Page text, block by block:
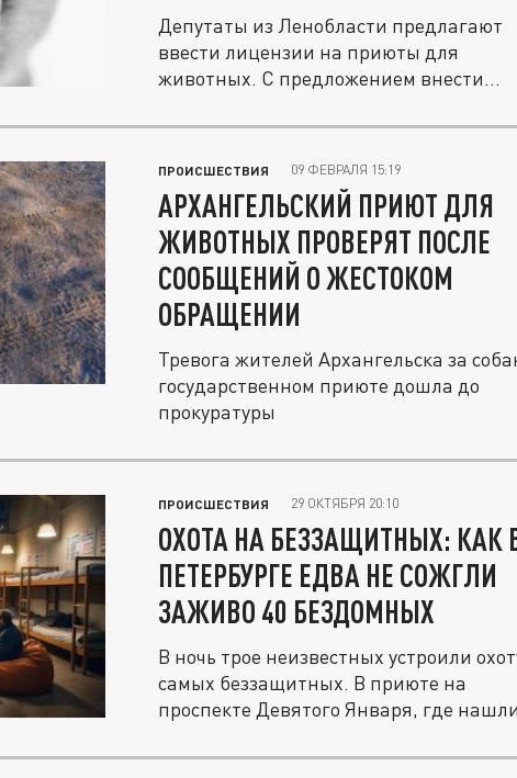
Депутаты из Ленобласти предлагают
ввести лицензии на приюты для
животных. С предложением внести
ПРОИСШЕСТВИЯ 09 ФЕВРАЛЯ 15:19
АРХАНГЕЛЬСКИЙ ПРИЮТ ДЛЯ
ЖИВОТНЫХ ПРОВЕРЯТ ПОСЛЕ
СООБЩЕНИЙ О ЖЕСТОКОМ
ОБРАЩЕНИИ
Тревога жителей Архангельска за
государственном приюте дошла до
прокуратуры
ПРОИСШЕСТВИЯ 29 ОКТЯБРЯ 20:10
ОХОТА НА БЕЗЗАЩИТНЫХ: КАК
ПЕТЕРБУРГЕ ЕДВА НЕ СОЖГЛИ
ЗАЖИВО 40 БЕЗДОМНЫХ
В ночь трое неизвестных устроили
самых беззащитных. В приюте на
проспекте Девятого Января, где